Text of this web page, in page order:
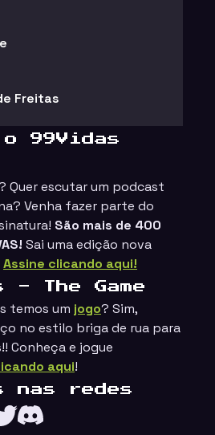
Freitas
o 99Vidas
Quer escutar um podcast
Venha fazer parte do
São mais de 400
Sai uma edição nova
Assine clicando aqui!
- The Game
temos um jogo? Sim,
no estilo briga de rua para
Conheça e jogue
aqui!
nas redes